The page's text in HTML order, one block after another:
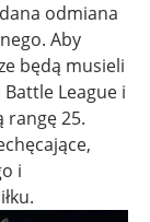
odmiana
Aby
będą musieli
League i
rangę 25.
i